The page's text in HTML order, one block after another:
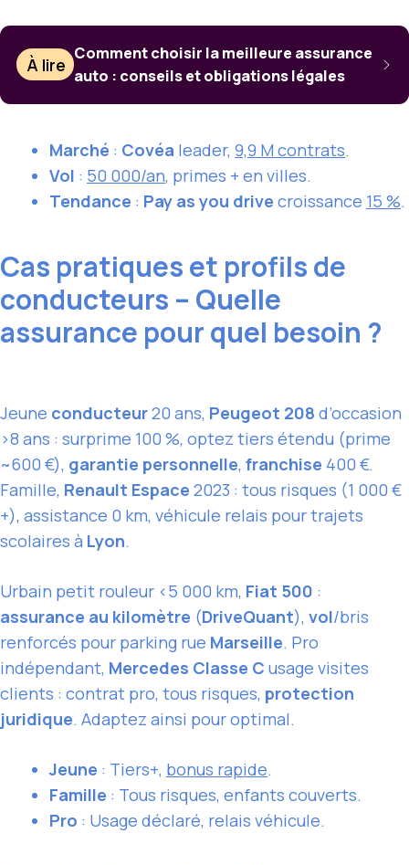
À lire
Comment choisir la meilleure assurance
auto : conseils et obligations légales
Marché : Covéa leader, 9,9 M contrats.
Vol : 50 000/an, primes + en villes.
Tendance : Pay as you drive croissance 15 %.
Cas pratiques et profils de
conducteurs – Quelle
assurance pour quel besoin ?
Jeune conducteur20 ans, Peugeot 208 d’occasion
>8 ans : surprime 100 %, optez tiers étendu (prime
~600 €), garantie personnelle, franchise 400 €.
Famille, Renault Espace 2023 : tous risques (1 000 €
+), assistance 0 km, véhicule relais pour trajets
scolaires à Lyon.
Urbain petit rouleur <5 000 km, Fiat 500 :
assurance au kilomètre (DriveQuant), vol/bris
renforcés pour parking rue Marseille. Pro
indépendant, Mercedes Classe C usage visites
clients : contrat pro, tous risques, protection
juridique. Adaptez ainsi pour optimal.
Jeune : Tiers+, bonus rapide.
Famille : Tous risques, enfants couverts.
Pro : Usage déclaré, relais véhicule.